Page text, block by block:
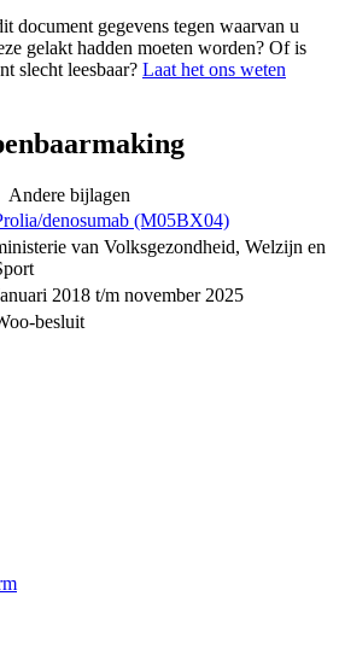
document gegevens tegen waarvan u
gelakt hadden moeten worden? Of is
slecht leesbaar? Laat het ons weten
Andere bijlagen
denosumab (M05BX04)
van Volksgezondheid, Welzijn en
2018 t/m november 2025
besluit